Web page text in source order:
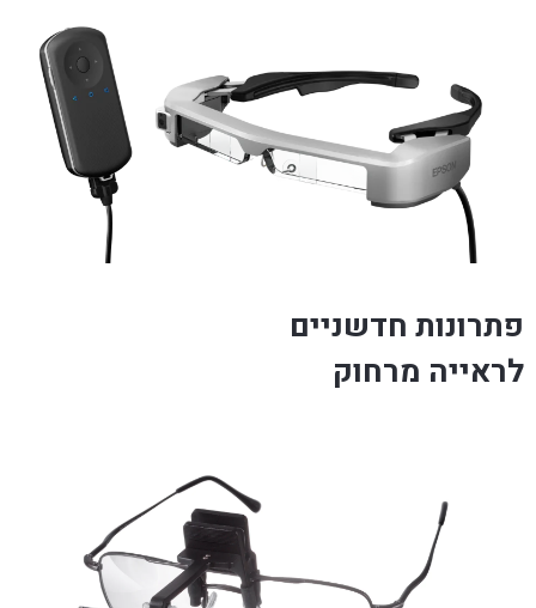
פתרונות חדשניים
לראייה מרחוק